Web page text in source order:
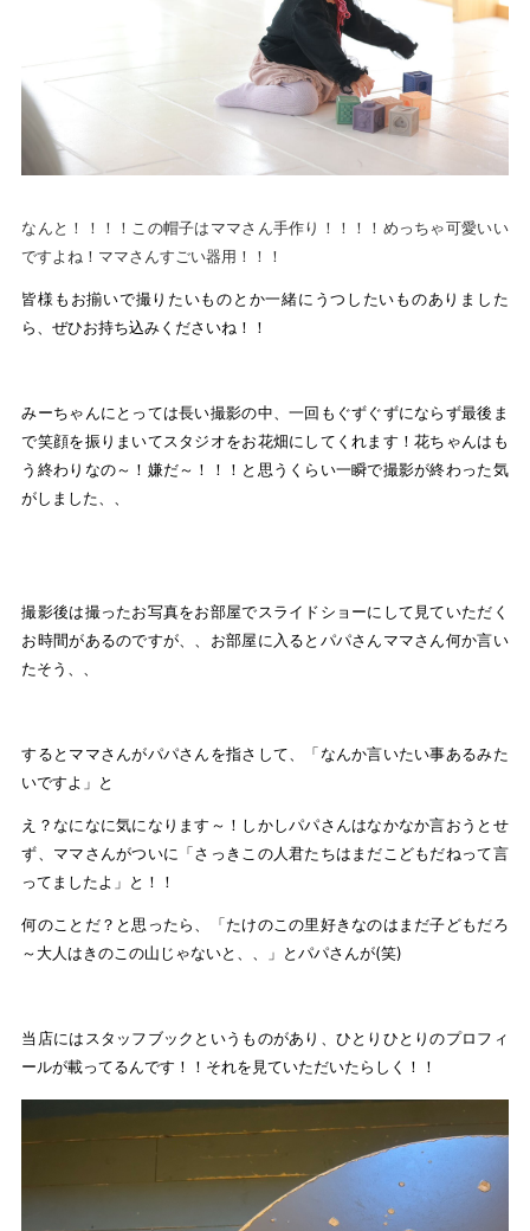
なんと！！！！この帽子はママさん手作り！！！！めっちゃ可愛いい
ですよね！ママさんすごい器用！！！
皆様もお揃いで撮りたいものとか一緒にうつしたいものありました
ら、ぜひお持ち込みくださいね！！
みーちゃんにとっては長い撮影の中、一回もぐずぐずにならず最後ま
で笑顔を振りまいてスタジオをお花畑にしてくれます！花ちゃんはも
う終わりなの～！嫌だ～！！！と思うくらい一瞬で撮影が終わった気
がしました、、
撮影後は撮ったお写真をお部屋でスライドショーにして見ていただく
お時間があるのですが、、お部屋に入るとパパさんママさん何か言い
たそう、、
するとママさんがパパさんを指さして、「なんか言いたい事あるみた
いですよ」と
え？なになに気になります～！しかしパパさんはなかなか言おうとせ
ず、ママさんがついに「さっきこの人君たちはまだこどもだねって言
ってましたよ」と！！
何のことだ？と思ったら、「たけのこの里好きなのはまだ子どもだろ
～大人はきのこの山じゃないと、、」とパパさんが(笑)
当店にはスタッフブックというものがあり、ひとりひとりのプロフィ
ールが載ってるんです！！それを見ていただいたらしく！！